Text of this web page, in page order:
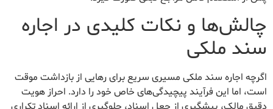
چالش‌ها و نکات کلیدی در اجاره
سند ملکی
اگرچه اجاره سند ملکی مسیری سریع برای رهایی از بازداشت موقت
است، اما این فرآیند پیچیدگی‌های خاص خود را دارد. احراز هویت